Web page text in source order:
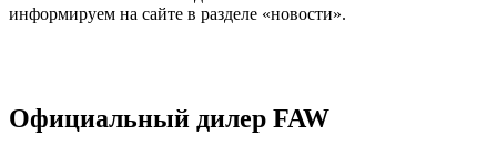
информируем на сайте в разделе «новости».
Официальный дилер FAW